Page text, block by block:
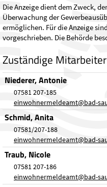
Die Anzeige dient dem Zweck,
Überwachung der
ermöglichen. Für die Anzeige
vorgeschrieben. Die Behörde
Zuständige Mitarbeiter
Niederer, Antonie
07581 207-185
einwohnermeldeamt@bad-
Schmid, Anita
07581/207-188
einwohnermeldeamt@bad-
Traub, Nicole
07581 207-186
einwohnermeldeamt@bad-